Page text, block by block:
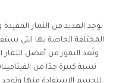
توجد العديد من الثمار المفيدة
المختلفة الخاصة بها التي
وتُعد التمور من أفضل
نسبة كبيرة جدًا من